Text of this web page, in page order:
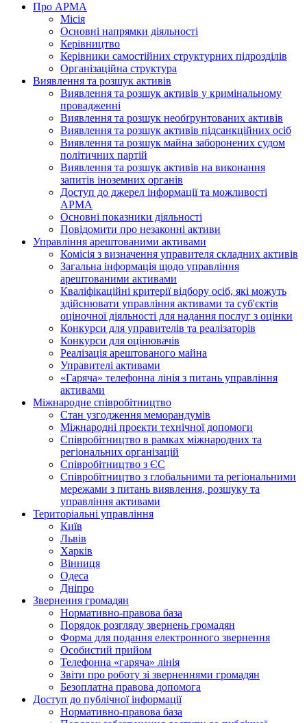
Про АРМА
Місія
Основні напрямки діяльності
Керівництво
Керівники самостійних структурних підрозділів
Організаційна структура
Виявлення та розшук активів
Виявлення та розшук активів у кримінальному
провадженні
Виявлення та розшук необґрунтованих активів
Виявлення та розшук активів підсанкційних осіб
Виявлення та розшук майна заборонених судом
політичних партій
Виявлення та розшук активів на виконання
запитів іноземних органів
Доступ до джерел інформації та можливості
АРМА
Основні показники діяльності
Повідомити про незаконні активи
Управління арештованими активами
Комісія з визначення управителя складних активів
Загальна інформація щодо управління
арештованими активами
Кваліфікаційні критерії відбору осіб, які можуть
здiйснювати управління активами та суб'єктів
оціночної діяльності для надання послуг з оцінки
Конкурси для управителів та реалізаторів
Конкурси для оцінювачів
Реалізація арештованого майна
Управителі активами
«Гаряча» телефонна лінія з питань управління
активами
Міжнародне співробітництво
Стан узгодження меморандумів
Міжнародні проекти технічної допомоги
Співробітництво в рамках міжнародних та
регіональних організацій
Співробітництво з ЄС
Співробітництво з глобальними та регіональними
мережами з питань виявлення, розшуку та
управління активами
Територіальні управління
Київ
Львів
Харків
Вінниця
Одеса
Дніпро
Звернення громадян
Нормативно-правова база
Порядок розгляду звернень громадян
Форма для подання електронного звернення
Особистий прийом
Телефонна «гаряча» лінія
Звіти про роботу зі зверненнями громадян
Безоплатна правова допомога
Доступ до публічної інформації
Нормативно-правова база